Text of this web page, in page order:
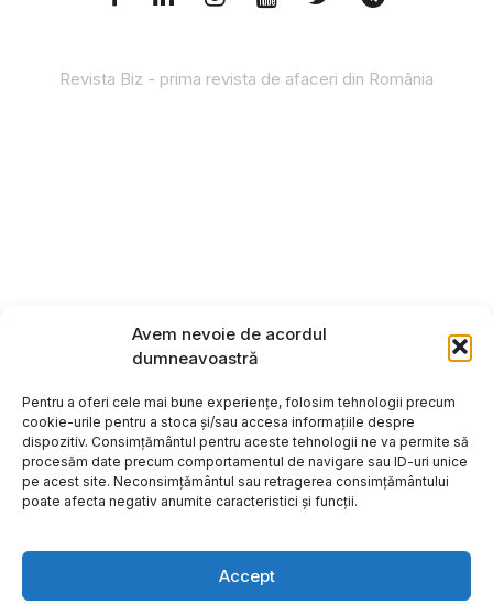
Avem nevoie de acordul
dumneavoastră
Pentru a oferi cele mai bune experiențe, folosim tehnologii precum
cookie-urile pentru a stoca și/sau accesa informațiile despre
dispozitiv. Consimțământul pentru aceste tehnologii ne va permite să
procesăm date precum comportamentul de navigare sau ID-uri unice
pe acest site. Neconsimțământul sau retragerea consimțământului
poate afecta negativ anumite caracteristici și funcții.
Accept
Revista Biz - prima revista de afaceri din România